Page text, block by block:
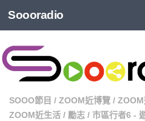
Soooradio
SOOO節目 / ZOOM近博覽 /
ZOOM近生活 / 勵志 / 市區行者6 -